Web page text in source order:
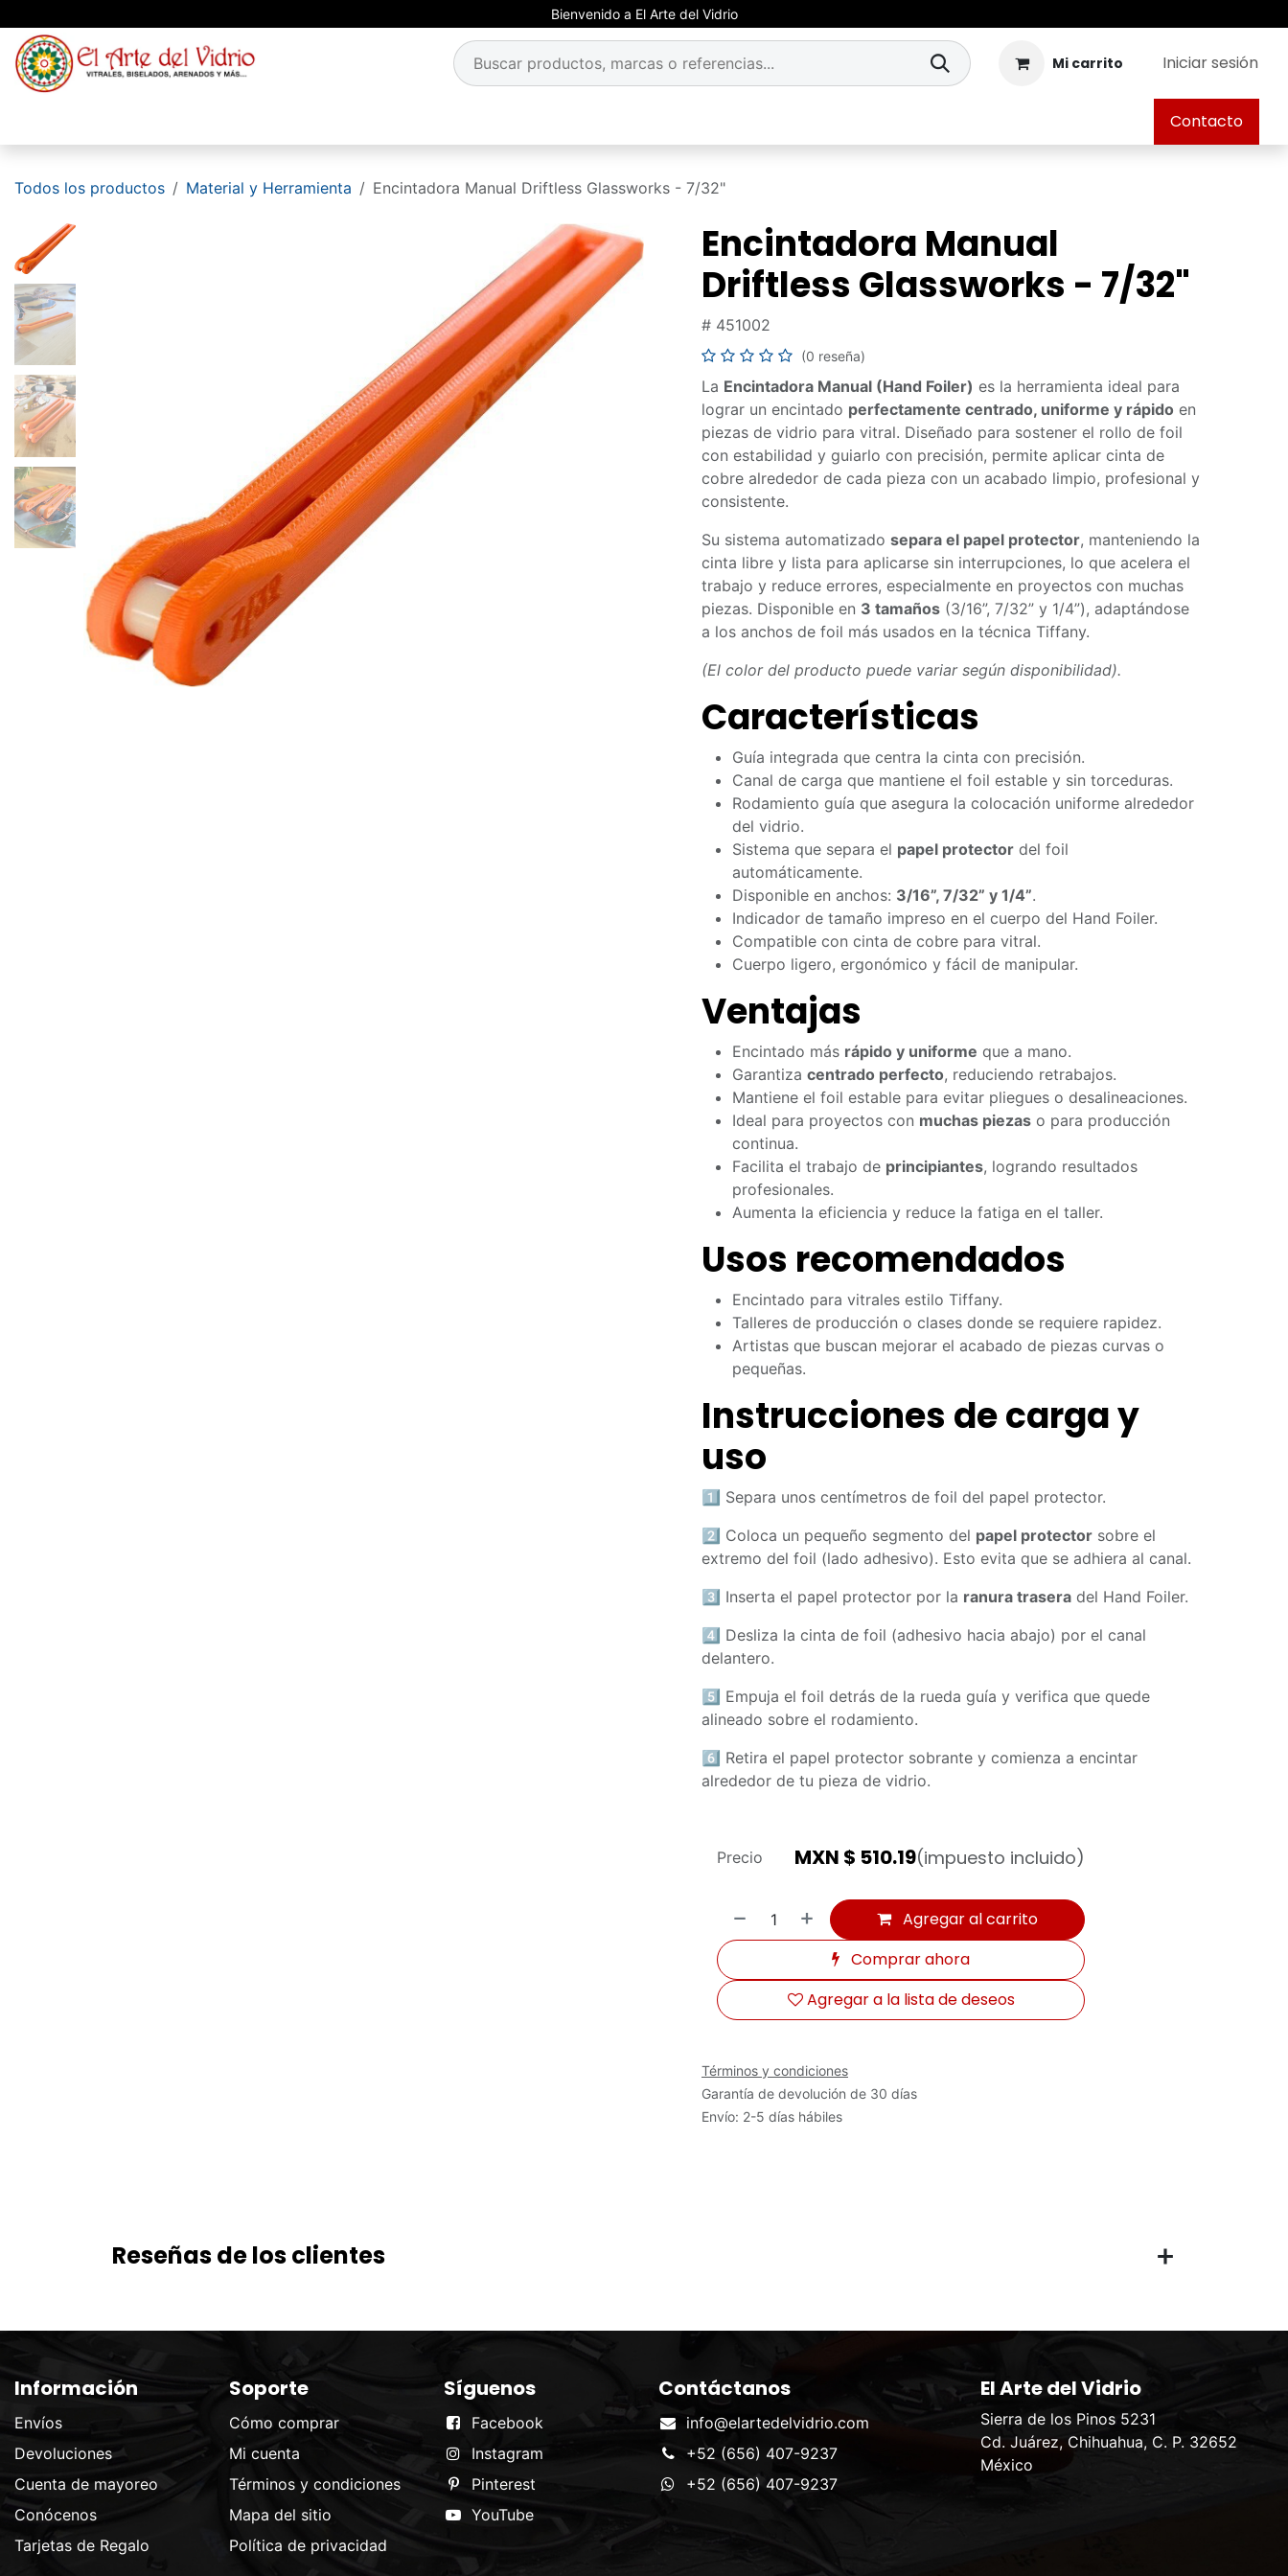
Bienvenido a El Arte del Vidrio
Mi carrito Iniciar sesión
Contacto
Todos los productos Material y Herramienta Encintadora Manual Driftless Glassworks - 7/32"
Encintadora Manual
Driftless Glassworks - 7/32"
# 451002
(0 reseña)
La Encintadora Manual (Hand Foiler) es la herramienta ideal para
lograr un encintado perfectamente centrado, uniforme y rápido en
piezas de vidrio para vitral. Diseñado para sostener el rollo de foil
con estabilidad y guiarlo con precisión, permite aplicar cinta de
cobre alrededor de cada pieza con un acabado limpio, profesional y
consistente.
Su sistema automatizado separa el papel protector, manteniendo la
cinta libre y lista para aplicarse sin interrupciones, lo que acelera el
trabajo y reduce errores, especialmente en proyectos con muchas
piezas. Disponible en 3 tamaños (3/16”, 7/32” y 1/4”), adaptándose
a los anchos de foil más usados en la técnica Tiffany.
(El color del producto puede variar según disponibilidad).
Características
Guía integrada que centra la cinta con precisión.
Canal de carga que mantiene el foil estable y sin torceduras.
Rodamiento guía que asegura la colocación uniforme alrededor
del vidrio.
Sistema que separa el papel protector del foil
automáticamente.
Disponible en anchos: 3/16”, 7/32” y 1/4”.
Indicador de tamaño impreso en el cuerpo del Hand Foiler.
Compatible con cinta de cobre para vitral.
Cuerpo ligero, ergonómico y fácil de manipular.
Ventajas
Encintado más rápido y uniforme que a mano.
Garantiza centrado perfecto, reduciendo retrabajos.
Mantiene el foil estable para evitar pliegues o desalineaciones.
Ideal para proyectos con muchas piezas o para producción
continua.
Facilita el trabajo de principiantes, logrando resultados
profesionales.
Aumenta la eficiencia y reduce la fatiga en el taller.
Usos recomendados
Encintado para vitrales estilo Tiffany.
Talleres de producción o clases donde se requiere rapidez.
Artistas que buscan mejorar el acabado de piezas curvas o
pequeñas.
Instrucciones de carga y
uso
1️⃣ Separa unos centímetros de foil del papel protector.
2️⃣ Coloca un pequeño segmento del papel protector sobre el
extremo del foil (lado adhesivo). Esto evita que se adhiera al canal.
3️⃣ Inserta el papel protector por la ranura trasera del Hand Foiler.
4️⃣ Desliza la cinta de foil (adhesivo hacia abajo) por el canal
delantero.
5️⃣ Empuja el foil detrás de la rueda guía y verifica que quede
alineado sobre el rodamiento.
6️⃣ Retira el papel protector sobrante y comienza a encintar
alrededor de tu pieza de vidrio.
Agregar al carrito
Comprar ahora
Agregar a la lista de deseos
Precio MXN $ 510.19(impuesto incluido)
Términos y condiciones
Garantía de devolución de 30 días
Envío: 2-5 días hábiles
Reseñas de los clientes
Información
Envíos
Devoluciones
Cuenta de mayoreo
Conócenos
Tarjetas de Regalo
Soporte
Cómo comprar
Mi cuenta
Términos y condiciones
Mapa del sitio
Política de privacidad
Síguenos
Facebook
Instagram
Pinterest
YouTube
Contáctanos
info@elartedelvidrio.com
+52 (656) 407-9237
+52 (656) 407-9237
El Arte del Vidrio
Sierra de los Pinos 5231
Cd. Juárez, Chihuahua, C. P. 32652
México